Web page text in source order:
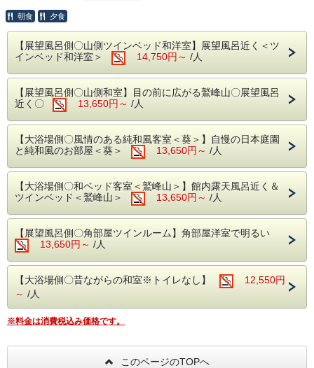
◇朝食 7：30～8：00
【お食事会場】１階食堂
※「個室（有料・２名より）」をご希望の方
はお問合せ下さい。
【温泉】
深夜も早朝も24時間入浴OK
源泉かけ流し「おんな湯」とも呼ばれる美肌
の湯です。
◇１階大浴場
山紫苑自慢の昔懐かしいカラータイルの大浴
◇庭園露天風呂
自然に溶け込むような心地よい開放感の露天
風呂
◇４階展望浴場
日中はジャグジーバスをお楽しみ下さい。
鳥取観光アクセス便利な国民宿舎山紫苑！
夏休みの思い出作りにお得なプランをご用意しました！
【周辺観光（お車での所要時間）】
■白兎海水浴場（15分）
因幡の白うさぎ神話の舞台。子どもから大人まで毎年多くの
海水浴客でにぎわいます。
■小沢見海水浴場（15分）
白砂と遠浅の海水浴場で、磯遊びや釣りも楽しめます。
■鳥取砂丘（30分）
夏の鳥取砂丘は、パラグライダーやらくだ乗りなど、
〇自転車無料貸し出しサービス
見晴らしのいい田園風景をサイクリングするのはいかがです
か？
子ども用・大人用・二人乗り自転車など多数ご用意！
フロントまでお気軽におたずねください。
【ご夕食】季節の会席料理＜風＞
朝食 夕食
【展望風呂側〇山側ツインベッド和洋室】展望風呂近く＜ツ
インベッド和洋室＞
14,750円～ /人
【展望風呂側〇山側和室】目の前に広がる鷲峰山〇展望風呂
近く〇
13,650円～ /人
【大浴場側〇風情のある純和風客室＜葵＞】自慢の日本庭園
と純和風のお部屋＜葵＞
13,650円～ /人
【大浴場側〇和ベッド客室＜鷲峰山＞】館内露天風呂近く＆
ツインベッド＜鷲峰山＞
13,650円～ /人
【展望風呂側〇角部屋ツインルーム】角部屋洋室で明るい
13,650円～ /人
【大浴場側〇昔ながらの和室※トイレなし】
12,550円
～ /人
※料金は消費税込み価格です。
このページのTOPへ